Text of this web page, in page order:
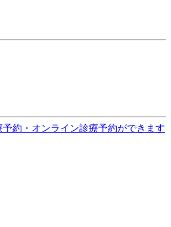
約・オンライン診療予約ができます